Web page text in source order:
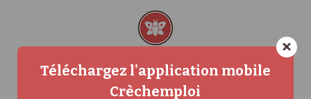
×
Téléchargez l'application mobile
Crèchemploi